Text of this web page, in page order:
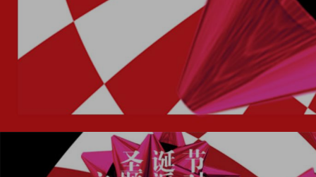
方案密码
上传回顾
上传素材